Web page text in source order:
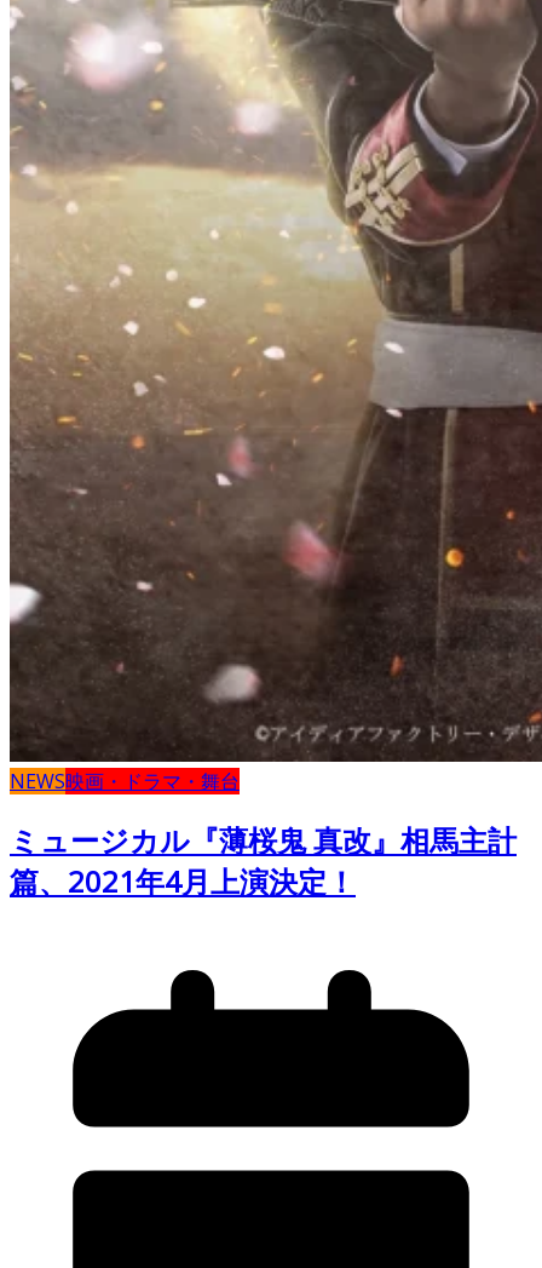
NEWS映画・ドラマ・舞台
ミュージカル『薄桜鬼 真改』相馬主計
篇、2021年4月上演決定！